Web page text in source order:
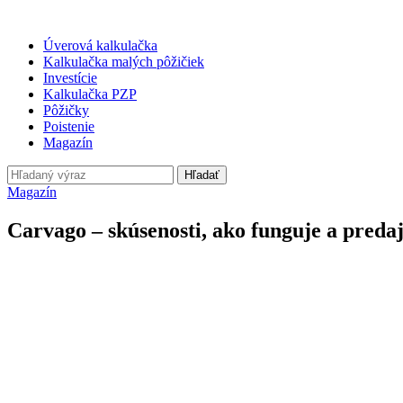
Úverová kalkulačka
Kalkulačka malých pôžičiek
Investície
Kalkulačka PZP
Pôžičky
Poistenie
Magazín
Hľadať
Magazín
Carvago – skúsenosti, ako funguje a